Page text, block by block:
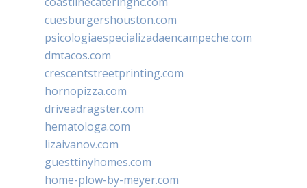
cuesburgershouston.com
psicologiaespecializadaencampeche.com
dmtacos.com
crescentstreetprinting.com
hornopizza.com
driveadragster.com
hematologa.com
lizaivanov.com
guesttinyhomes.com
home-plow-by-meyer.com